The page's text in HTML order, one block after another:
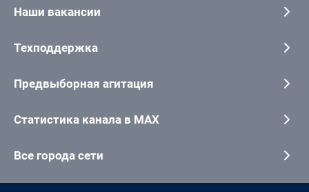
Наши вакансии
Техподдержка
Предвыборная агитация
Статистика канала в MAX
Все города сети